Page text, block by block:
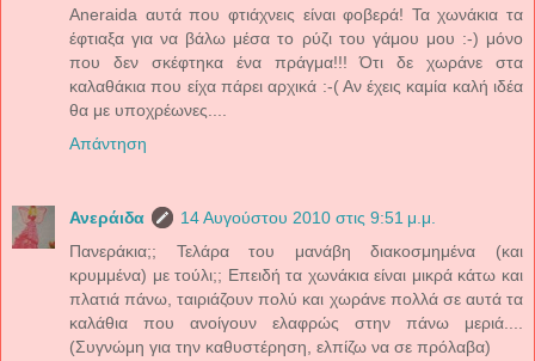
Aneraida αυτά που φτιάχνεις είναι φοβερά! Τα χωνάκια τα
έφτιαξα για να βάλω μέσα το ρύζι του γάμου μου :-) μόνο
που δεν σκέφτηκα ένα πράγμα!!! Ότι δε χωράνε στα
καλαθάκια που είχα πάρει αρχικά :-( Αν έχεις καμία καλή ιδέα
θα με υποχρέωνες....
Απάντηση
Ανεράιδα
14 Αυγούστου 2010 στις 9:51 μ.μ.
Πανεράκια;; Τελάρα του μανάβη διακοσμημένα (και
κρυμμένα) με τούλι;; Επειδή τα χωνάκια είναι μικρά κάτω και
πλατιά πάνω, ταιριάζουν πολύ και χωράνε πολλά σε αυτά τα
καλάθια που ανοίγουν ελαφρώς στην πάνω μεριά....
(Συγνώμη για την καθυστέρηση, ελπίζω να σε πρόλαβα)